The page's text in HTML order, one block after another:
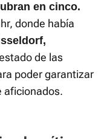
en cinco.
donde había
de las
poder garantizar
aficionados.